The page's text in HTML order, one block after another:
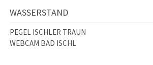
WASSERSTAND
PEGEL ISCHLER TRAUN
WEBCAM BAD ISCHL